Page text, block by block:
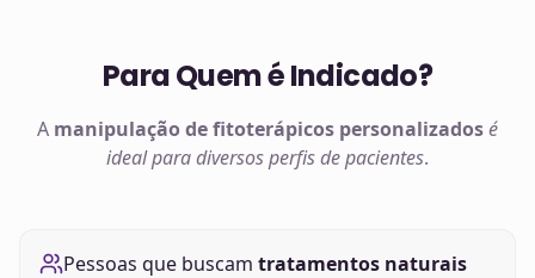
Para Quem é Indicado?
A manipulação defitoterápicos personalizadosé
ideal para diversos perfis de pacientes.
Pessoas que buscam tratamentos naturais